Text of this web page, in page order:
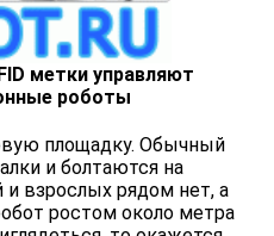
метки управляют
роботы
площадку. Обычный
и болтаются на
и взрослых рядом нет, а
ростом около метра